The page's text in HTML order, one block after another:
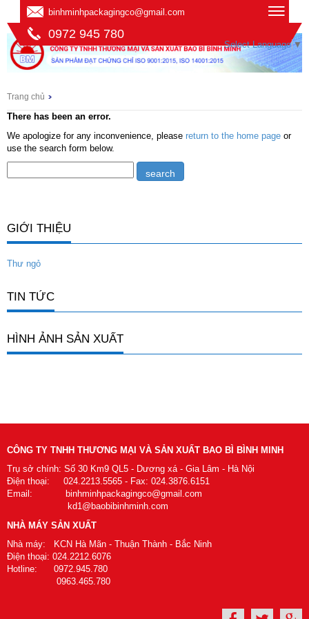
binhminhpackagingco@gmail.com
0972 945 780
Select Language ▼
Trang chủ
There has been an error.
We apologize for any inconvenience, please return to the home page or
use the search form below.
GIỚI THIỆU
Thư ngỏ
TIN TỨC
HÌNH ẢNH SẢN XUẤT
CÔNG TY TNHH THƯƠNG MẠI VÀ SẢN XUẤT BAO BÌ BÌNH MINH
Trụ sở chính: Số 30 Km9 QL5 - Dương xá - Gia Lâm - Hà Nội
Điện thoại: 024.2213.5565 - Fax: 024.3876.6151
Email: binhminhpackagingco@gmail.com
kd1@baobibinhminh.com
NHÀ MÁY SẢN XUẤT
Nhà máy: KCN Hà Mãn - Thuận Thành - Bắc Ninh
Điện thoại: 024.2212.6076
Hotline: 0972.945.780
0963.465.780